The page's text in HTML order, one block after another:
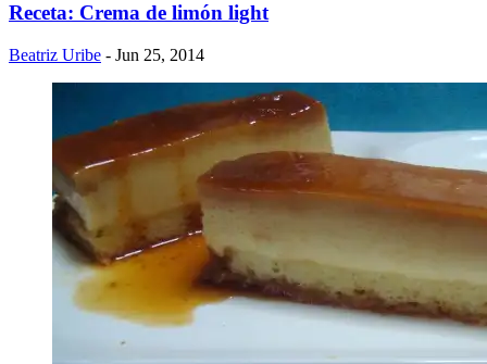
Receta: Crema de limón light
Beatriz Uribe - Jun 25, 2014